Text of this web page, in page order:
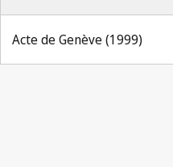
Acte de Genève (1999)